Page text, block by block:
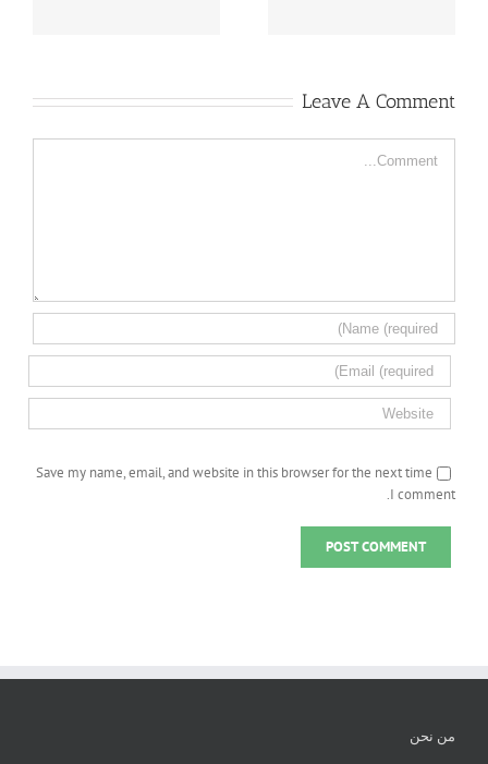
Leave A Comment
Save my name, email, and website in this browser for the next time
I comment.
من نحن